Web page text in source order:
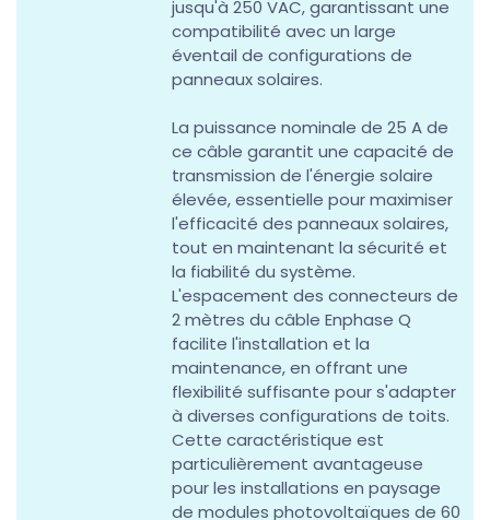
jusqu'à 250 VAC, garantissant une
compatibilité avec un large
éventail de configurations de
panneaux solaires.
La puissance nominale de 25 A de
ce câble garantit une capacité de
transmission de l'énergie solaire
élevée, essentielle pour maximiser
l'efficacité des panneaux solaires,
tout en maintenant la sécurité et
la fiabilité du système.
L'espacement des connecteurs de
2 mètres du câble Enphase Q
facilite l'installation et la
maintenance, en offrant une
flexibilité suffisante pour s'adapter
à diverses configurations de toits.
Cette caractéristique est
particulièrement avantageuse
pour les installations en paysage
de modules photovoltaïques de 60